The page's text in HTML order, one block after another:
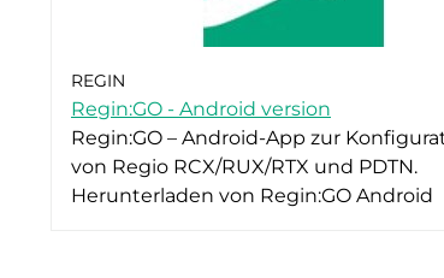
REGIN
Regin:GO - Android version
Regin:GO – Android-App zur
von Regio RCX/RUX/RTX und PDTN.
Herunterladen von Regin:GO Android